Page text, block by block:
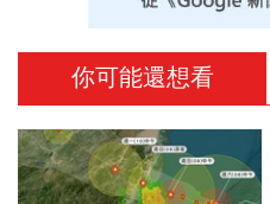
你可能還想看